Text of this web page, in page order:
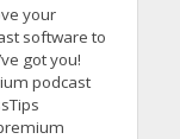
your
software to
got you!
podcast